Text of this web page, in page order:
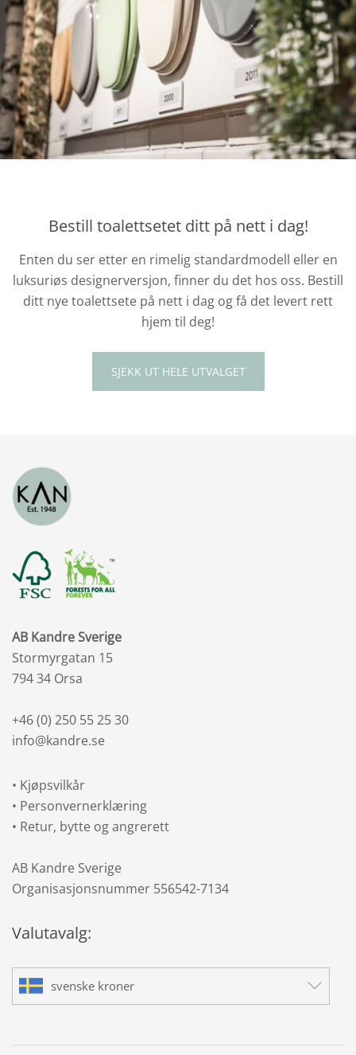
Bestill toalettsetet ditt på nett i dag!
Enten du ser etter en rimelig standardmodell eller en
luksuriøs designerversjon, finner du det hos oss. Bestill
ditt nye toalettsete på nett i dag og få det levert rett
hjem til deg!
SJEKK UT HELE UTVALGET
AB Kandre Sverige
Stormyrgatan 15
794 34 Orsa
+46 (0) 250 55 25 30
info@kandre.se
• Kjøpsvilkår
• Personvernerklæring
• Retur, bytte og angrerett
AB Kandre Sverige
Organisasjonsnummer 556542-7134
Valutavalg:
svenske kroner